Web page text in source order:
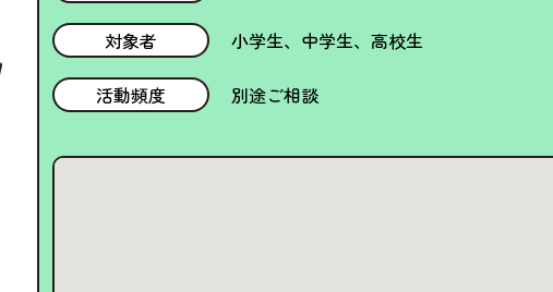
対象者 小学生、中学生、高校生
活動頻度 別途ご相談